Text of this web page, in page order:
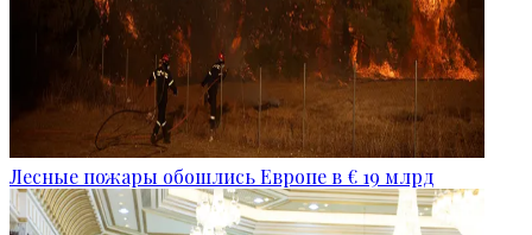
Лесные пожары обошлись Европе в € 19 млрд